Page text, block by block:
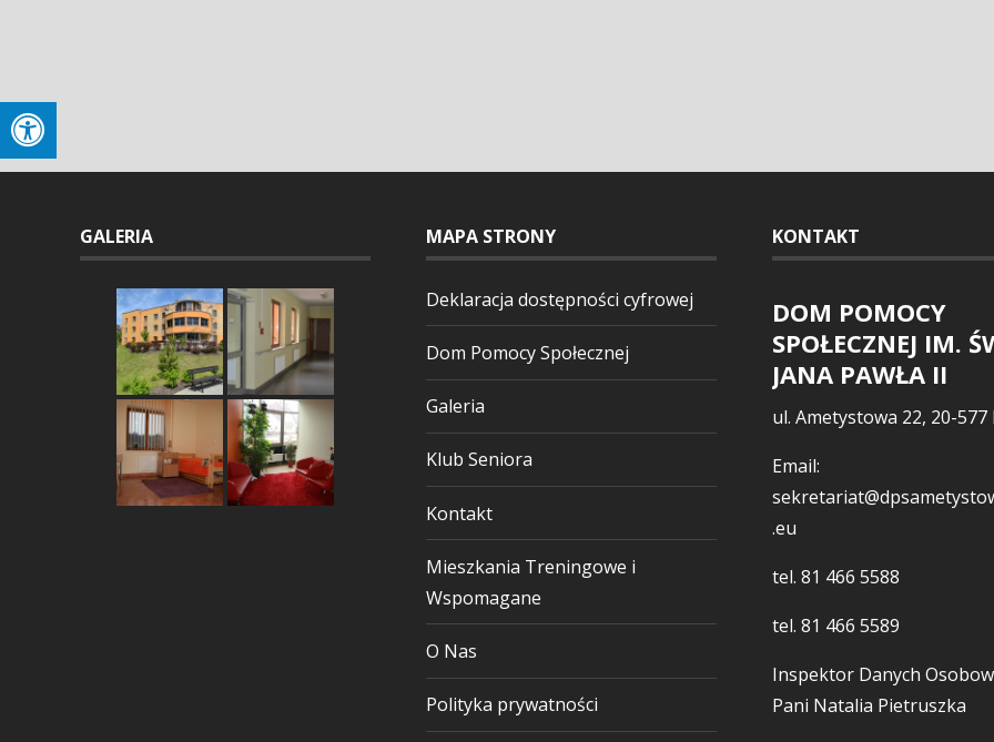
GALERIA MAPA STRONY
Deklaracja dostępności cyfrowej
Dom Pomocy Społecznej
Galeria
Klub Seniora
Kontakt
Mieszkania Treningowe i
Wspomagane
O Nas
Polityka prywatności
KONTAKT
DOM POMOCY
SPOŁECZNEJ IM.
JANA PAWŁA II
ul. Ametystowa 22, 20-
Email:
.eu
tel. 81 466 5588
tel. 81 466 5589
Inspektor Danych
Pani Natalia Pietruszka